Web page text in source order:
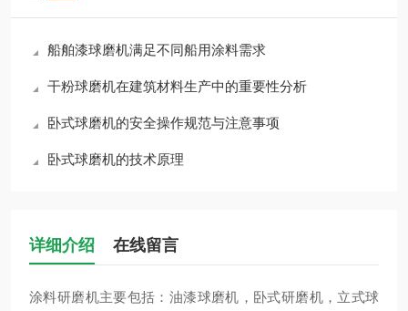
船舶漆球磨机满足不同船用涂料需求
干粉球磨机在建筑材料生产中的重要性分析
卧式球磨机的安全操作规范与注意事项
卧式球磨机的技术原理
详细介绍 在线留言
涂料研磨机主要包括：油漆球磨机 ，卧式研磨机，立式球